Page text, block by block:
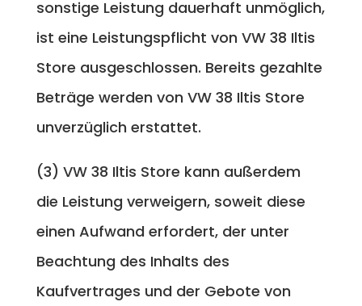
sonstige Leistung dauerhaft unmöglich,
ist eine Leistungspflicht von VW 38 Iltis
Store ausgeschlossen. Bereits gezahlte
Beträge werden von VW 38 Iltis Store
unverzüglich erstattet.
(3) VW 38 Iltis Store kann außerdem
die Leistung verweigern, soweit diese
einen Aufwand erfordert, der unter
Beachtung des Inhalts des
Kaufvertrages und der Gebote von